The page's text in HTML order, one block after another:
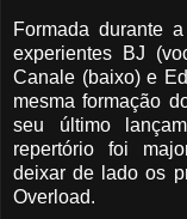
Formada durante
experientes BJ
Canale (baixo) e
mesma formação
seu último
repertório foi
deixar de lado os
Overload.